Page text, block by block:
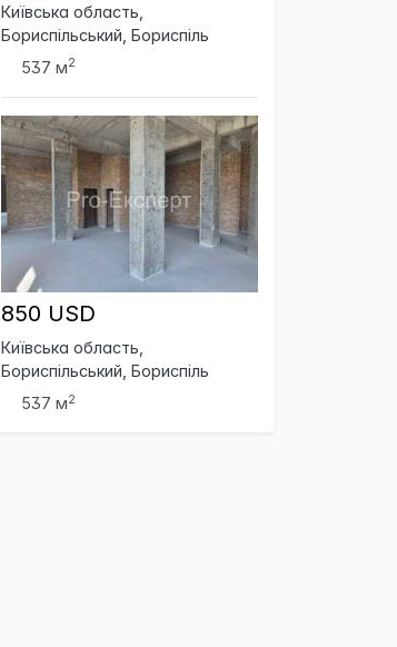
Київська область,
Бориспільський, Бориспіль
537 м2
850 USD
Київська область,
Бориспільський, Бориспіль
537 м2